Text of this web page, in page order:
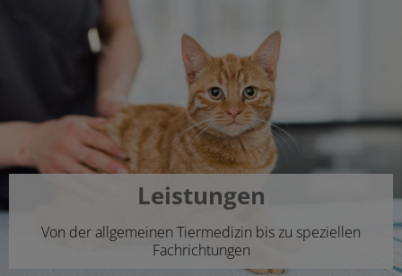
Leistungen
Von der allgemeinen Tiermedizin bis zu speziellen
Fachrichtungen